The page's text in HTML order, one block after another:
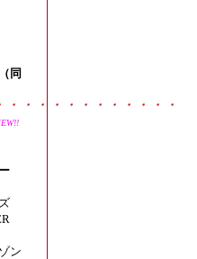
同
・・・・・・・・・・・・
ン